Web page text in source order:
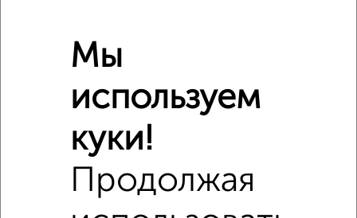
Мы
используем
куки!
Продолжая